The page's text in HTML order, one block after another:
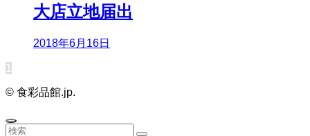
大店立地届出
2018年6月16日
1
© 食彩品館.jp.